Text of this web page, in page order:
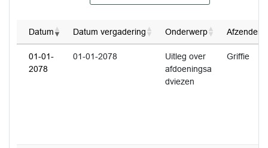
Datum Datum vergadering Onderwerp Afzender
01-01-
2078
01-01-2078
Uitleg over
afdoeningsa
dviezen
Griffie